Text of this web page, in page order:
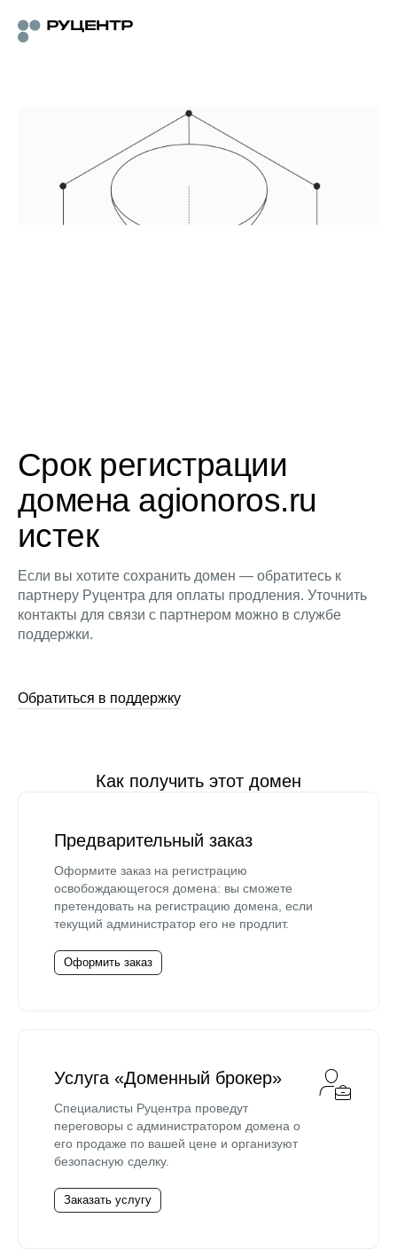
Срок регистрации
домена agionoros.ru
истек
Если вы хотите сохранить домен — обратитесь к
партнеру Руцентра для оплаты продления. Уточнить
контакты для связи с партнером можно в службе
поддержки.
Обратиться в поддержку
Как получить этот домен
Предварительный заказ
Оформите заказ на регистрацию
освобождающегося домена: вы сможете
претендовать на регистрацию домена, если
текущий администратор его не продлит.
Оформить заказ
Услуга «Доменный брокер»
Специалисты Руцентра проведут
переговоры с администратором домена о
его продаже по вашей цене и организуют
безопасную сделку.
Заказать услугу